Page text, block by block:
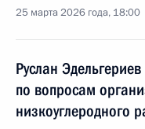
25 марта 2026 года, 18:00
Руслан
по вопросам
низкоуглеродного